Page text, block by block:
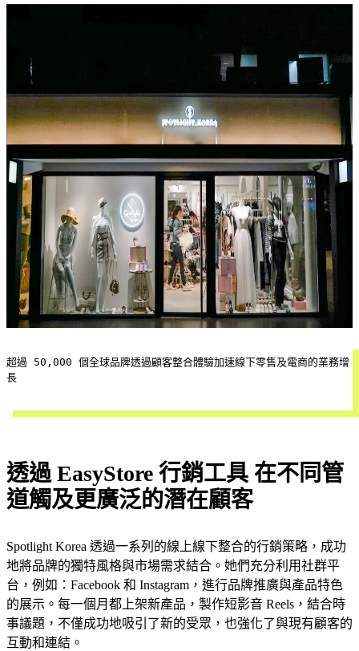
超過 50,000 個全球品牌透過顧客整合體驗加速線下零售及電商的業務增
長
透過 EasyStore 行銷工具 在不同管
道觸及更廣泛的潛在顧客
Spotlight Korea 透過一系列的線上線下整合的行銷策略，成功
地將品牌的獨特風格與市場需求結合。她們充分利用社群平
台，例如：Facebook 和 Instagram，進行品牌推廣與產品特色
的展示。每一個月都上架新產品，製作短影音 Reels，結合時
事議題，不僅成功地吸引了新的受眾，也強化了與現有顧客的
互動和連結。